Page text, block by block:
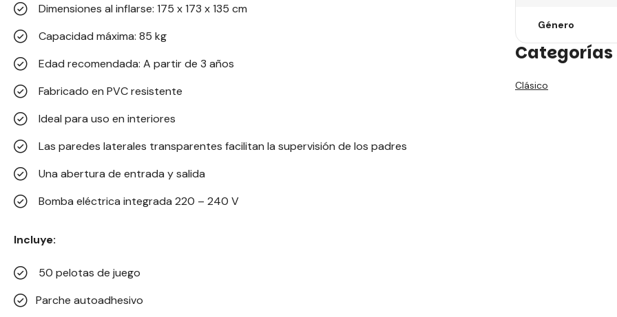
Dimensiones al inflarse: 175 x 173 x 135 cm
Capacidad máxima: 85 kg
Edad recomendada: A partir de 3 años
Fabricado en PVC resistente
Ideal para uso en interiores
Las paredes laterales transparentes facilitan la supervisión de los padres
Una abertura de entrada y salida
Bomba eléctrica integrada 220 – 240 V
Incluye:
50 pelotas de juego
Parche autoadhesivo
Género
Clásico